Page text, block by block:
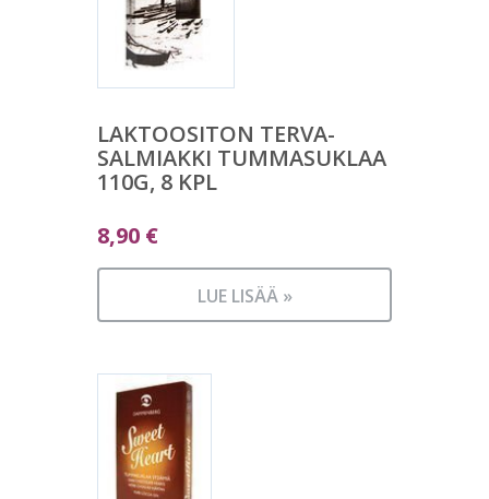
LAKTOOSITON TERVA-
SALMIAKKI TUMMASUKLAA
110G, 8 KPL
8,90 €
LUE LISÄÄ »